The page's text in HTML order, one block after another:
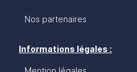
Nos partenaires
Informations légales :